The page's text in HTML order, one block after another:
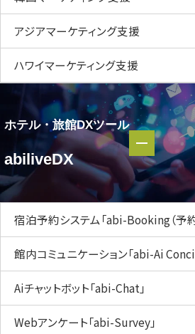
アジアマーケティング支援
ハワイマーケティング支援
ホテル・
旅館DXツー
ホテル・旅館DXツール
abiliveDX
宿泊予約システム 「abi-Booking（予
館内コミュニケーション「abi-Ai
Aiチャットボット「abi-Chat」
Webアンケート「abi-Survey」